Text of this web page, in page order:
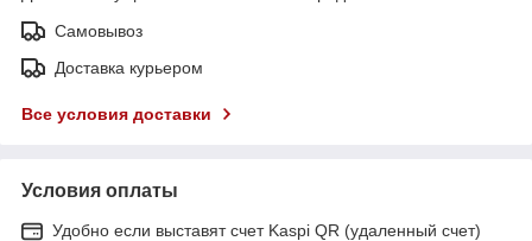
Самовывоз
Доставка курьером
Все условия доставки
Условия оплаты
Удобно если выставят счет Kaspi QR (удаленный счет)